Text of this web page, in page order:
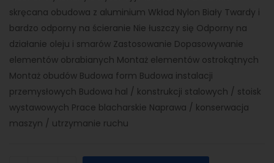
skręcana obudowa z aluminium Wkład Nylon Biały Twardy i
bardzo odporny na ścieranie Nie łuszczy się Odporny na
działanie oleju i smarów Zastosowanie Dopasowywanie
elementów obrabianych Montaż elementów ostrokątnych
Montaż obudów Budowa form Budowa instalacji
przemysłowych Budowa hal / konstrukcji stalowych / stoisk
wystawowych Prace blacharskie Naprawa / konserwacja
maszyn / utrzymanie ruchu